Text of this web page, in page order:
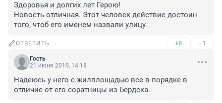
Здоровья и долгих лет Герою!
Новость отличная. Этот человек действие достоин
того, чтоб его именем назвали улицу.
ОТВЕТИТЬ +8 –1
Гость
21 июня 2019, 14:18
Надеюсь у него с жилплощадью все в порядке в
отличие от его соратницы из Бердска.